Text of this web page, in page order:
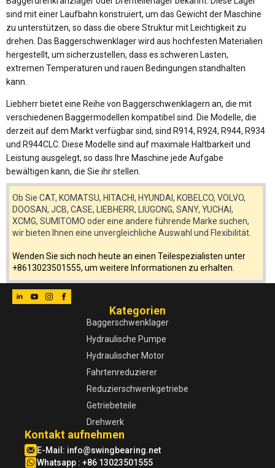
sind mit einer Laufbahn konstruiert, um das Gewicht der Maschine
zu unterstützen, so dass die obere Struktur mit Leichtigkeit zu
drehen. Das Baggerschwenklager wird aus hochfesten Materialien
hergestellt, um sicherzustellen, dass es schweren Lasten,
extremen Temperaturen und rauen Bedingungen standhalten
kann.
Liebherr bietet eine Reihe von Baggerschwenklagern an, die mit
verschiedenen Baggermodellen kompatibel sind. Die Modelle, die
derzeit auf dem Markt verfügbar sind, sind R914, R924, R944, R934
und R944CLC. Diese Modelle sind auf maximale Haltbarkeit und
Leistung ausgelegt, so dass Ihre Maschine jede Aufgabe
bewältigen kann, die Sie ihr stellen.
Ob Sie CAT, KOMATSU, HITACHI, HYUNDAI, KOBELCO, VOLVO,
DOOSAN, JCB, CASE, LIEBHERR, LIUGONG, SANY, YUCHAI,
XCMG, SUMITOMO oder eine andere führende Marke suchen,
wir bieten Ihnen eine unvergleichliche Auswahl und Flexibilität.
Wenden Sie sich noch heute an einen Teilespezialisten unter
+8613023501555, um weitere Informationen zu erhalten.
Kategorien
Baggerschwenklager
Hydraulische Pumpe
Hydraulischer Motor
Fahrtenreduzierer
Reduzierschwenkgetriebe
Getriebeteile
Drehwerk
Kontakt aufnehmen
E-Mail: info@swingbearing.net
Whatsapp : +86 13023501555